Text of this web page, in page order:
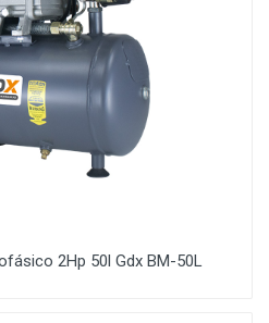
2Hp 50l Gdx BM-50L